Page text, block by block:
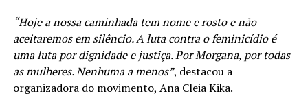
“Hoje a nossa caminhada tem nome e rosto e não
aceitaremos em silêncio. A luta contra o feminicídio é
uma luta por dignidade e justiça. Por Morgana, por todas
as mulheres. Nenhuma a menos”, destacou a
organizadora do movimento, Ana Cleia Kika.